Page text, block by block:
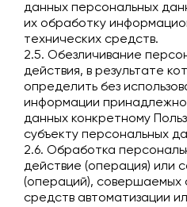
данных персональных
их обработку
технических средств.
2.5. Обезличивание
действия, в результате
определить без
информации
данных конкретному
субъекту персональных
2.6. Обработка
действие (операция) или
(операций), совершаемых
средств автоматизации